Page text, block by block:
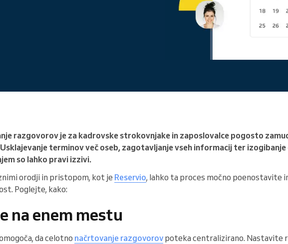
razgovorov je za kadrovske strokovnjake in zaposlovalce pogosto
terminov več oseb, zagotavljanje vseh informacij ter izogibanje
so lahko pravi izzivi.
orodji in pristopom, kot je Reservio, lahko ta proces močno poenostavite
Poglejte, kako:
na enem mestu
da celotno načrtovanje razgovorov poteka centralizirano. Nastavite